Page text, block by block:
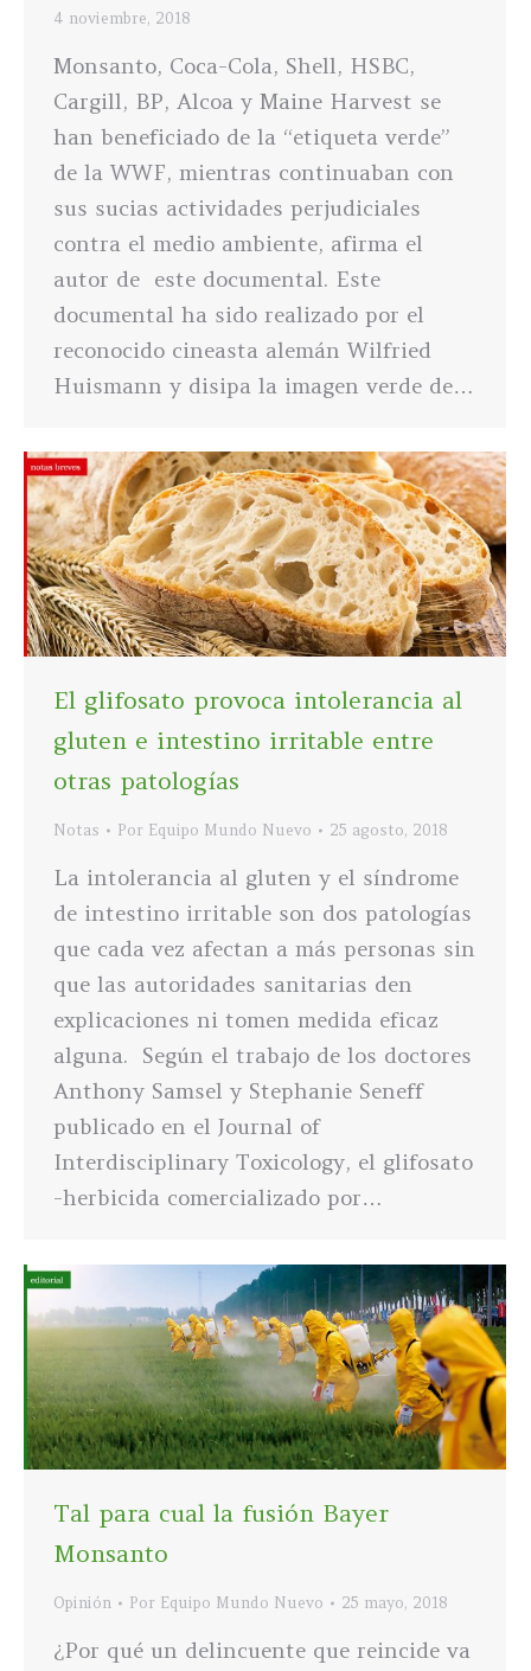
4 noviembre, 2018
Monsanto, Coca-Cola, Shell, HSBC,
Cargill, BP, Alcoa y Maine Harvest se
han beneficiado de la “etiqueta verde”
de la WWF, mientras continuaban con
sus sucias actividades perjudiciales
contra el medio ambiente, afirma el
autor de este documental. Este
documental ha sido realizado por el
reconocido cineasta alemán Wilfried
Huismann y disipa la imagen verde de…
El glifosato provoca intolerancia al
gluten e intestino irritable entre
otras patologías
Notas Por Equipo Mundo Nuevo 25 agosto, 2018
La intolerancia al gluten y el síndrome
de intestino irritable son dos patologías
que cada vez afectan a más personas sin
que las autoridades sanitarias den
explicaciones ni tomen medida eficaz
alguna. Según el trabajo de los doctores
Anthony Samsel y Stephanie Seneff
publicado en el Journal of
Interdisciplinary Toxicology, el glifosato
-herbicida comercializado por…
Tal para cual la fusión Bayer
Monsanto
Opinión Por Equipo Mundo Nuevo 25 mayo, 2018
¿Por qué un delincuente que reincide va